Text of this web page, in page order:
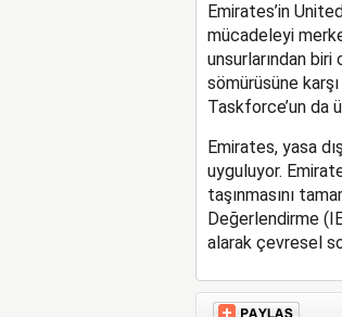
Emirates’in
mücadeleyi
unsurlarından biri
sömürüsüne
Taskforce’un da
Emirates, yasa
uyguluyor.
taşınmasını
Değerlendirme
alarak çevresel